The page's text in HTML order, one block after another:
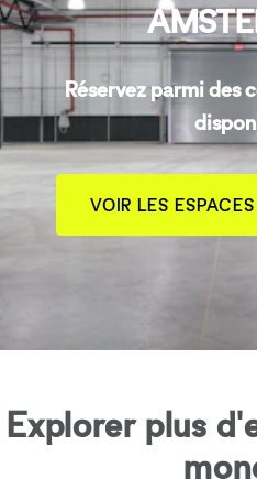
Réservez parmi des
VOIR LES
Explorer plus